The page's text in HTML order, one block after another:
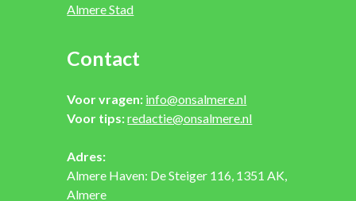
Almere Stad
Contact
Voor vragen: info@onsalmere.nl
Voor tips:redactie@onsalmere.nl
Adres:
Almere Haven: De Steiger 116, 1351 AK,
Almere